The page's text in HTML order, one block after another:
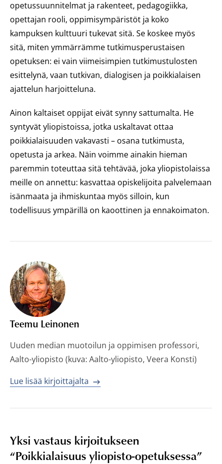
opetussuunnitelmat ja rakenteet, pedagogiikka,
opettajan rooli, oppimisympäristöt ja koko
kampuksen kulttuuri tukevat sitä. Se koskee myös
sitä, miten ymmärrämme tutkimusperustaisen
opetuksen: ei vain viimeisimpien tutkimustulosten
esittelynä, vaan tutkivan, dialogisen ja poikkialaisen
ajattelun harjoitteluna.
Ainon kaltaiset oppijat eivät synny sattumalta. He
syntyvät yliopistoissa, jotka uskaltavat ottaa
poikkialaisuuden vakavasti – osana tutkimusta,
opetusta ja arkea. Näin voimme ainakin hieman
paremmin toteuttaa sitä tehtävää, joka yliopistolaissa
meille on annettu: kasvattaa opiskelijoita palvelemaan
isänmaata ja ihmiskuntaa myös silloin, kun
todellisuus ympärillä on kaoottinen ja ennakoimaton.
Teemu Leinonen
Uuden median muotoilun ja oppimisen professori,
Aalto-yliopisto (kuva: Aalto-yliopisto, Veera Konsti)
Lue lisää kirjoittajalta
Yksi vastaus kirjoitukseen
“Poikkialaisuus yliopisto-opetuksessa”